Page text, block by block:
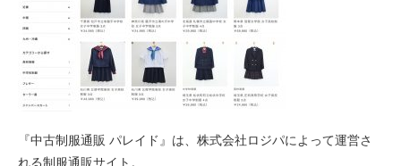
『中古制服通販 パレイド』は、株式会社ロジパによって運営さ
れる制服通販サイト。